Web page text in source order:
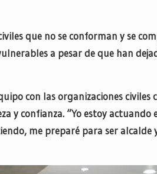
que no se conforman y se
a pesar de que han
con las organizaciones civiles
y confianza. “Yo estoy actuando
me preparé para ser alcalde